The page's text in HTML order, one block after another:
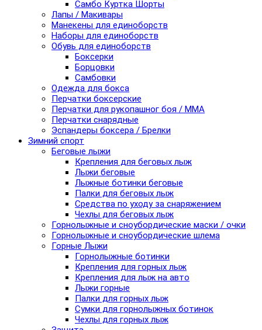
Самбо Куртка Шорты
Лапы / Макивары
Манекены для единоборств
Наборы для единоборств
Обувь для единоборств
Боксерки
Борцовки
Самбовки
Одежда для бокса
Перчатки боксерские
Перчатки для рукопашног боя / ММА
Перчатки снарядные
Эспандеры боксера / Брелки
Зимний спорт
Беговые лыжи
Крепления для беговых лыж
Лыжи беговые
Лыжные ботинки беговые
Палки для беговых лыж
Средства по уходу за снаряжением
Чехлы для беговых лыж
Горнолыжные и сноубордические маски / очки
Горнолыжные и сноубордические шлема
Горные Лыжи
Горнолыжные ботинки
Крепления для горных лыж
Крепления для лыж на авто
Лыжи горные
Палки для горных лыж
Сумки для горнолыжных ботинок
Чехлы для горных лыж